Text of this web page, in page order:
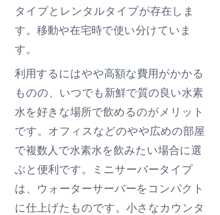
タイプとレンタルタイプが存在しま
す。移動や在宅時で使い分けていま
す。
利用するにはやや高額な費用がかかる
ものの、いつでも新鮮で質の良い水素
水を好きな場所で飲めるのがメリット
です。オフィスなどのやや広めの部屋
で複数人で水素水を飲みたい場合に選
ぶと便利です。ミニサーバータイプ
は、ウォーターサーバーをコンパクト
に仕上げたものです。小さなカウンタ